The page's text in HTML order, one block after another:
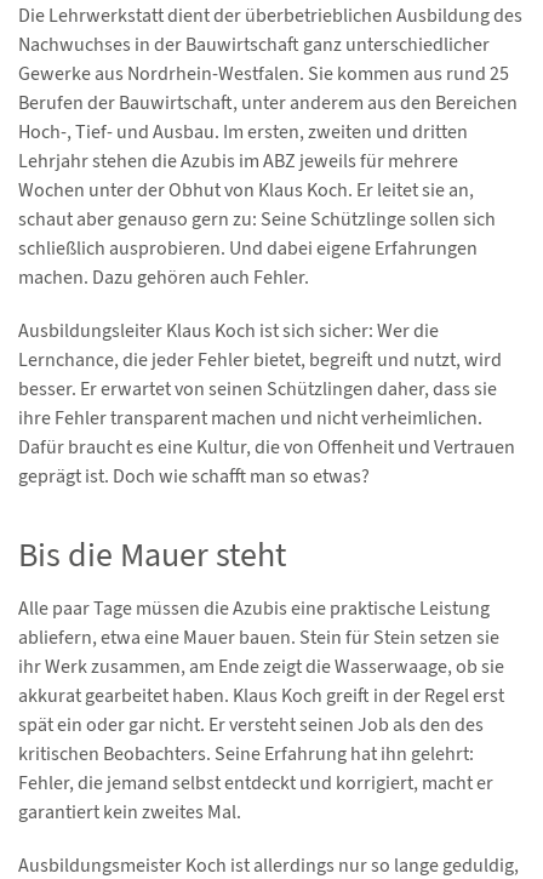
Die Lehrwerkstatt dient der überbetrieblichen Ausbildung des
Nachwuchses in der Bauwirtschaft ganz unterschiedlicher
Gewerke aus Nordrhein-Westfalen. Sie kommen aus rund 25
Berufen der Bauwirtschaft, unter anderem aus den Bereichen
Hoch-, Tief- und Ausbau. Im ersten, zweiten und dritten
Lehrjahr stehen die Azubis im ABZ jeweils für mehrere
Wochen unter der Obhut von Klaus Koch. Er leitet sie an,
schaut aber genauso gern zu: Seine Schützlinge sollen sich
schließlich ausprobieren. Und dabei eigene Erfahrungen
machen. Dazu gehören auch Fehler.
Ausbildungsleiter Klaus Koch ist sich sicher: Wer die
Lernchance, die jeder Fehler bietet, begreift und nutzt, wird
besser. Er erwartet von seinen Schützlingen daher, dass sie
ihre Fehler transparent machen und nicht verheimlichen.
Dafür braucht es eine Kultur, die von Offenheit und Vertrauen
geprägt ist. Doch wie schafft man so etwas?
Bis die Mauer steht
Alle paar Tage müssen die Azubis eine praktische Leistung
abliefern, etwa eine Mauer bauen. Stein für Stein setzen sie
ihr Werk zusammen, am Ende zeigt die Wasserwaage, ob sie
akkurat gearbeitet haben. Klaus Koch greift in der Regel erst
spät ein oder gar nicht. Er versteht seinen Job als den des
kritischen Beobachters. Seine Erfahrung hat ihn gelehrt:
Fehler, die jemand selbst entdeckt und korrigiert, macht er
garantiert kein zweites Mal.
Ausbildungsmeister Koch ist allerdings nur so lange geduldig,